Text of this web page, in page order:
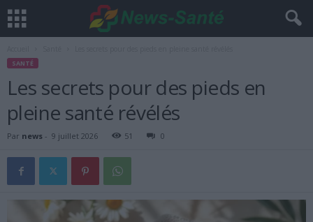
SANTÉ
Les secrets pour des pieds en
pleine santé révélés
Par news - 9 juillet 2026 51 0